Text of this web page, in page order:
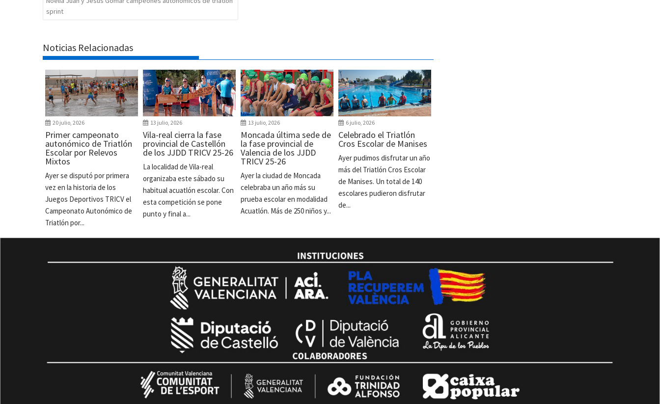
sprint
Noticias Relacionadas
20 julio, 2026
Primer campeonato
autonómico de Triatlón
Escolar por Relevos
Mixtos
Ayer se disputó por primera
vez en la historia de los
Juegos Deportivos TRICV el
Campeonato Autonómico de
Triatlón por...
13 julio, 2026
Vila-real cierra la fase
provincial de Castellón
de los JJDD TRICV 25-26
La localidad de Vila-real
organizaba este sábado su
habitual acuatlón escolar. Con
esta competición se pone
punto y final a...
13 julio, 2026
Moncada última sede de
la fase provincial de
Valencia de los JJDD
TRICV 25-26
Ayer la ciudad de Moncada
celebraba un año más su
prueba escolar en modalidad
Acuatlón. Más de 250 niños y...
6 julio, 2026
Celebrado el Triatlón
Cros Escolar de Manises
Ayer pudimos disfrutar un año
más del Triatlón Cros Escolar
de Manises. Un total de 140
escolares pudieron disfrutar
de...